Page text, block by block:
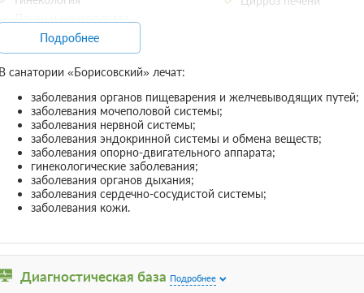
1 фото
Программа «Здоровые суставы»
лечение, четырехразовое питание по
бассейн
Требуется предоплата
система (Урология)
Органы дыхания
Заболевания кожи
(Дерматология)
Подробнее
санатории «Борисовский» лечат:
заболевания органов пищеварения и желчевыводящих путей;
заболевания мочеполовой системы;
заболевания нервной системы;
заболевания эндокринной системы и обмена веществ;
заболевания опорно-двигательного аппарата;
гинекологические заболевания;
заболевания органов дыхания;
заболевания сердечно-сосудистой системы;
заболевания кожи.
Диагностическая база Подробнее